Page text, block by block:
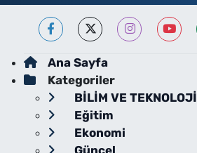
Ana Sayfa
Kategoriler
BİLİM VE TEKNOLOJİ
Eğitim
Ekonomi
Güncel